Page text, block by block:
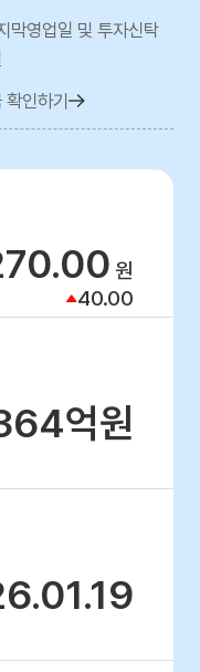
막영업일 및 투자신탁
확인하기
원
40.00
억원